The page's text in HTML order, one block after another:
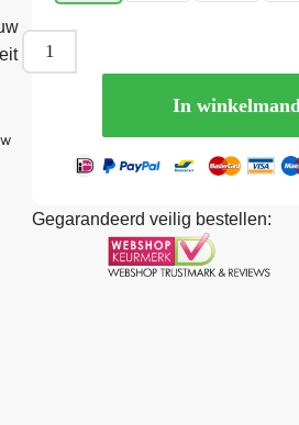
In
Gegarandeerd veilig bestellen: